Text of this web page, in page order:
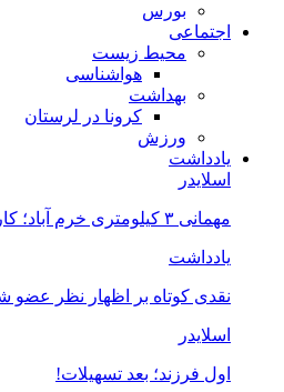
بورس
اجتماعی
محیط زیست
هواشناسی
بهداشت
کرونا در لرستان
ورزش
یادداشت
اسلایدر
مهمانی ۳ کیلومتری خرم آباد؛ کاری بزرگ با چند نقد کوچک
یادداشت
نقدی کوتاه بر اظهار نظر عضو
اسلایدر
اول فرزند؛ بعد تسهیلات!